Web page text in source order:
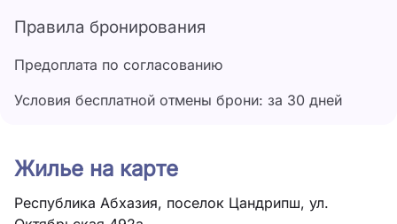
Правила бронирования
Предоплата по согласованию
Условия бесплатной отмены брони: за 30 дней
Жилье на карте
Республика Абхазия, поселок Цандрипш, ул.